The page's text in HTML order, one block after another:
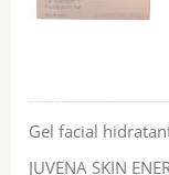
Gel facial
JUVENA SKIN